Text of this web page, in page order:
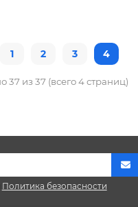
1 2 3 4
37 из 37 (всего 4 страниц)
Политика безопасности